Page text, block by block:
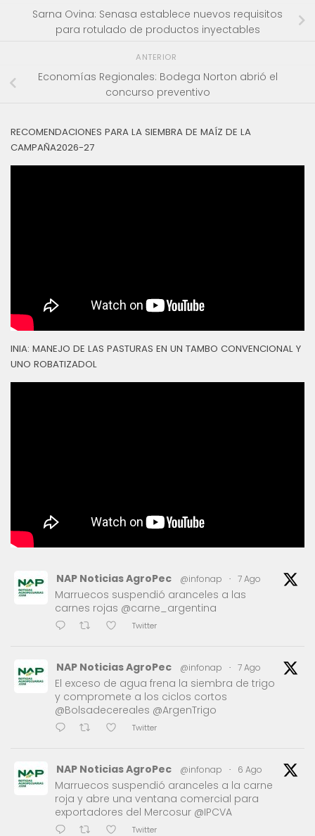
Sarna Ovina: Senasa establece nuevos requisitos
para rotulado de productos inyectables
ANTERIOR
Economías Regionales: Bodega Norton abrió el
concurso preventivo
RECOMENDACIONES PARA LA SIEMBRA DE MAÍZ DE LA
CAMPAÑA2026-27
INIA: MANEJO DE LAS PASTURAS EN UN TAMBO CONVENCIONAL Y
UNO ROBATIZADOL
NAP Noticias AgroPec @infonap · 7 Ago
Marruecos suspendió aranceles a las
carnes rojas @carne_argentina
Twitter
NAP Noticias AgroPec @infonap · 7 Ago
El exceso de agua frena la siembra de trigo
y compromete a los ciclos cortos
@Bolsadecereales @ArgenTrigo
Twitter
NAP Noticias AgroPec @infonap · 6 Ago
Marruecos suspendió aranceles a la carne
roja y abre una ventana comercial para
exportadores del Mercosur @IPCVA
Twitter